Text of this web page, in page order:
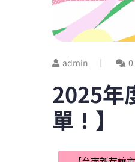
admin
2025年
單！】